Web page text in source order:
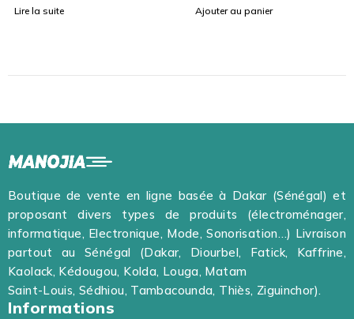
Lire la suite Ajouter au panier
Boutique de vente en ligne basée à Dakar (Sénégal) et
proposant divers types de produits (électroménager,
informatique, Electronique, Mode, Sonorisation…) Livraison
partout au Sénégal (Dakar, Diourbel, Fatick, Kaffrine,
Kaolack, Kédougou, Kolda, Louga, Matam
Saint-Louis, Sédhiou, Tambacounda, Thiès, Ziguinchor).
Informations